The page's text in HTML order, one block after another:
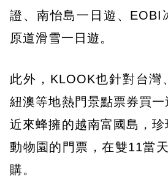
證、南怡島一日遊、EOBI
原道滑雪一日遊。
此外，KLOOK也針對台灣
紐澳等地熱門景點票券買一
近來蜂擁的越南富國島，
動物園的門票，在雙11當
購。